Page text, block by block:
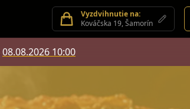
Vyzdvihnutie na:
Kováčska 19, Šamorín
08.08.2026 10:00